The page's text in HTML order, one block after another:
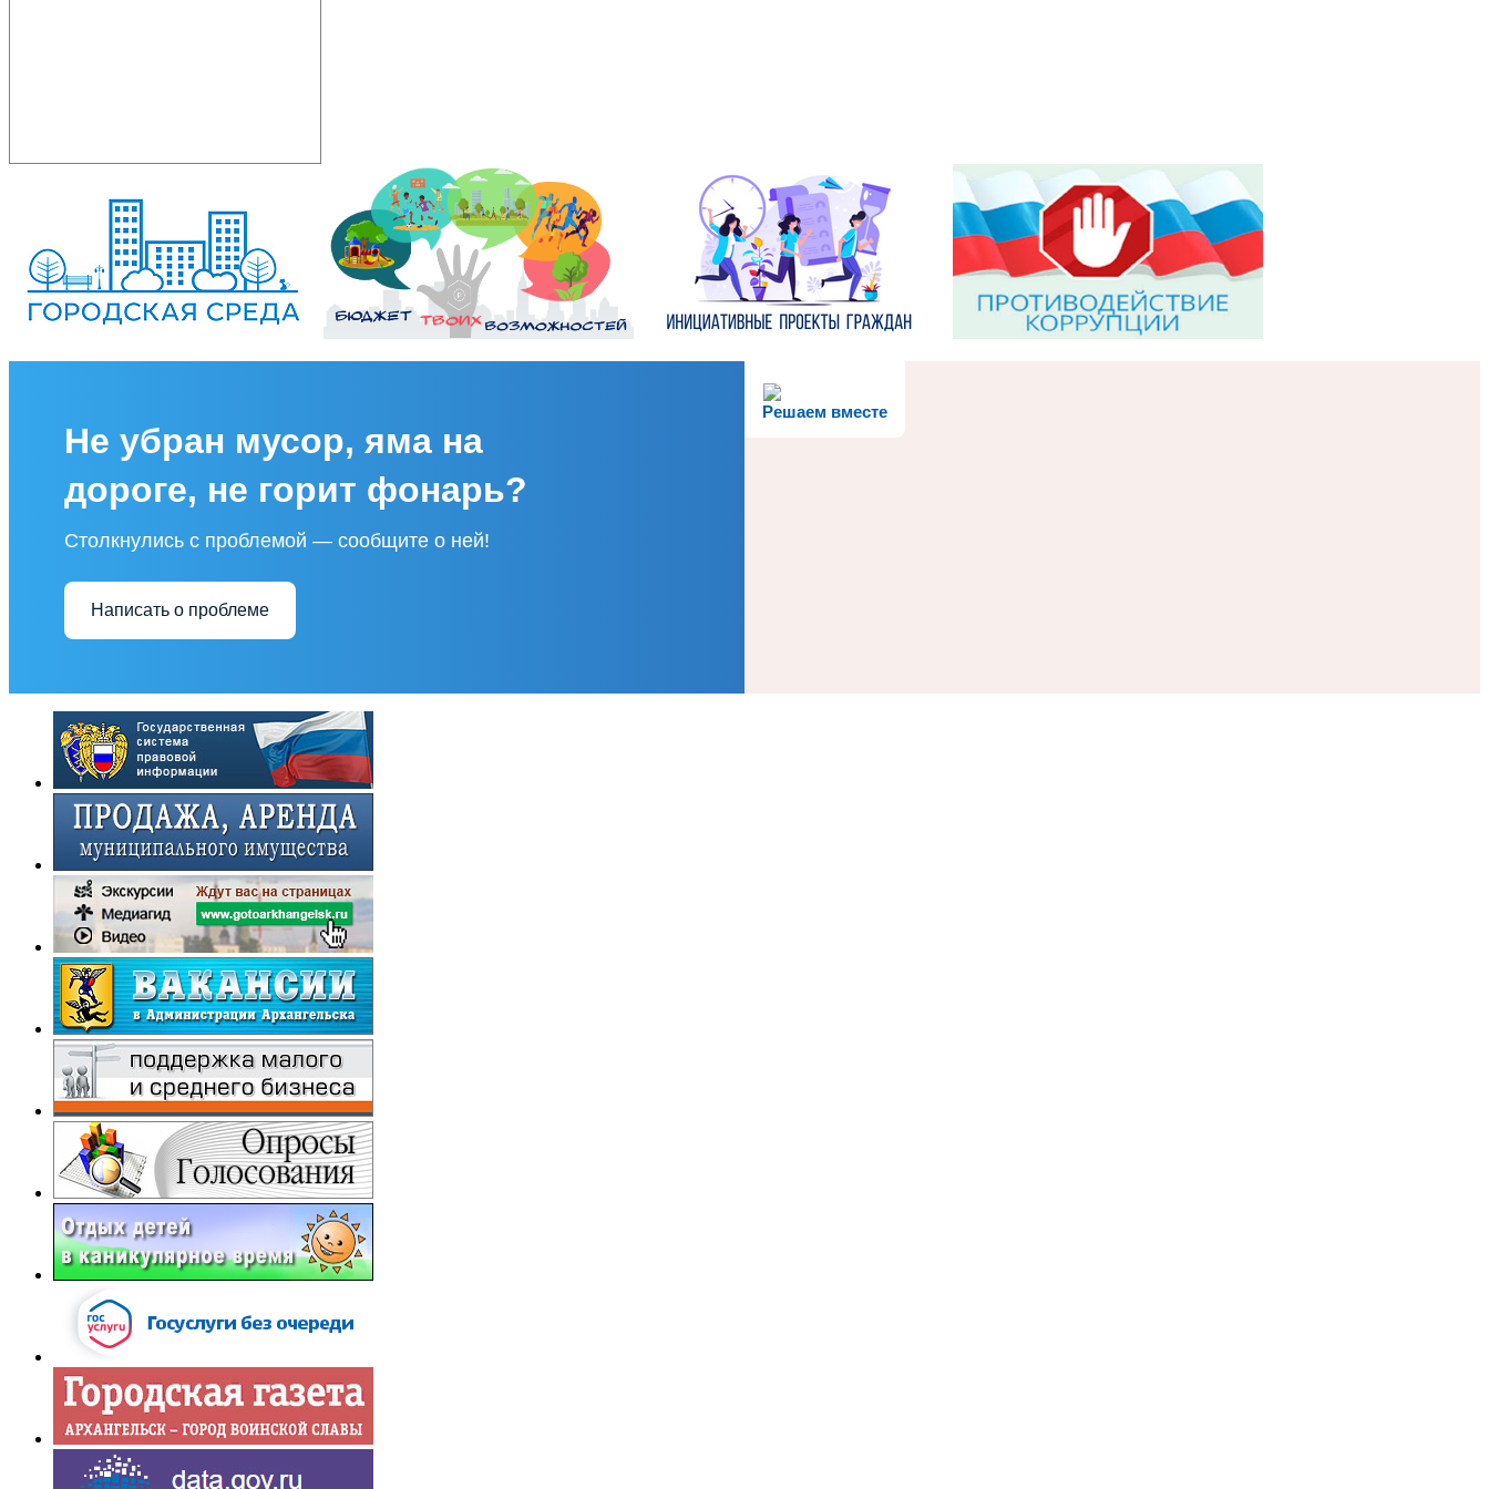
Решаем вместе
Не убран мусор, яма на
дороге, не горит фонарь?
Столкнулись с проблемой — сообщите о ней!
Написать о проблеме